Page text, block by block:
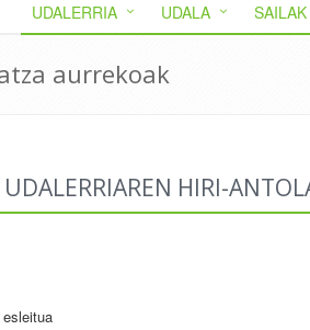
UDALERRIA UDALA SAILAK
aurrekoak
HIRI-